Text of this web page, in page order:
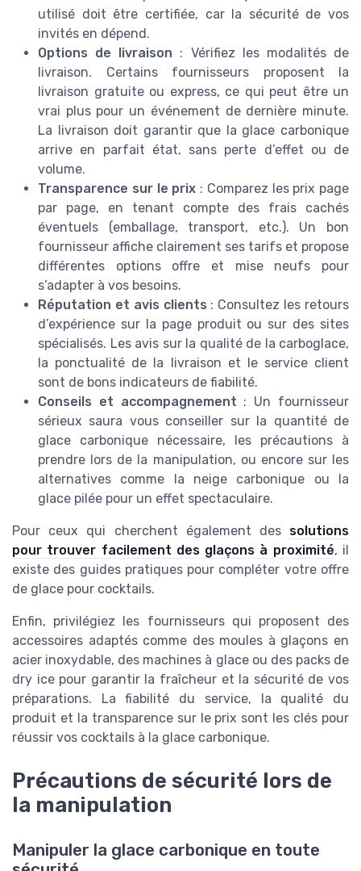
utilisé doit être certifiée, car la sécurité de vos
invités en dépend.
Options de livraison : Vérifiez les modalités de
livraison. Certains fournisseurs proposent la
livraison gratuite ou express, ce qui peut être un
vrai plus pour un événement de dernière minute.
La livraison doit garantir que la glace carbonique
arrive en parfait état, sans perte d’effet ou de
volume.
Transparence sur le prix : Comparez les prix page
par page, en tenant compte des frais cachés
éventuels (emballage, transport, etc.). Un bon
fournisseur affiche clairement ses tarifs et propose
différentes options offre et mise neufs pour
s’adapter à vos besoins.
Réputation et avis clients : Consultez les retours
d’expérience sur la page produit ou sur des sites
spécialisés. Les avis sur la qualité de la carboglace,
la ponctualité de la livraison et le service client
sont de bons indicateurs de fiabilité.
Conseils et accompagnement : Un fournisseur
sérieux saura vous conseiller sur la quantité de
glace carbonique nécessaire, les précautions à
prendre lors de la manipulation, ou encore sur les
alternatives comme la neige carbonique ou la
glace pilée pour un effet spectaculaire.
Pour ceux qui cherchent également des solutions
pour trouver facilement des glaçons à proximité, il
existe des guides pratiques pour compléter votre offre
de glace pour cocktails.
Enfin, privilégiez les fournisseurs qui proposent des
accessoires adaptés comme des moules à glaçons en
acier inoxydable, des machines à glace ou des packs de
dry ice pour garantir la fraîcheur et la sécurité de vos
préparations. La fiabilité du service, la qualité du
produit et la transparence sur le prix sont les clés pour
réussir vos cocktails à la glace carbonique.
Précautions de sécurité lors de
la manipulation
Manipuler la glace carbonique en toute